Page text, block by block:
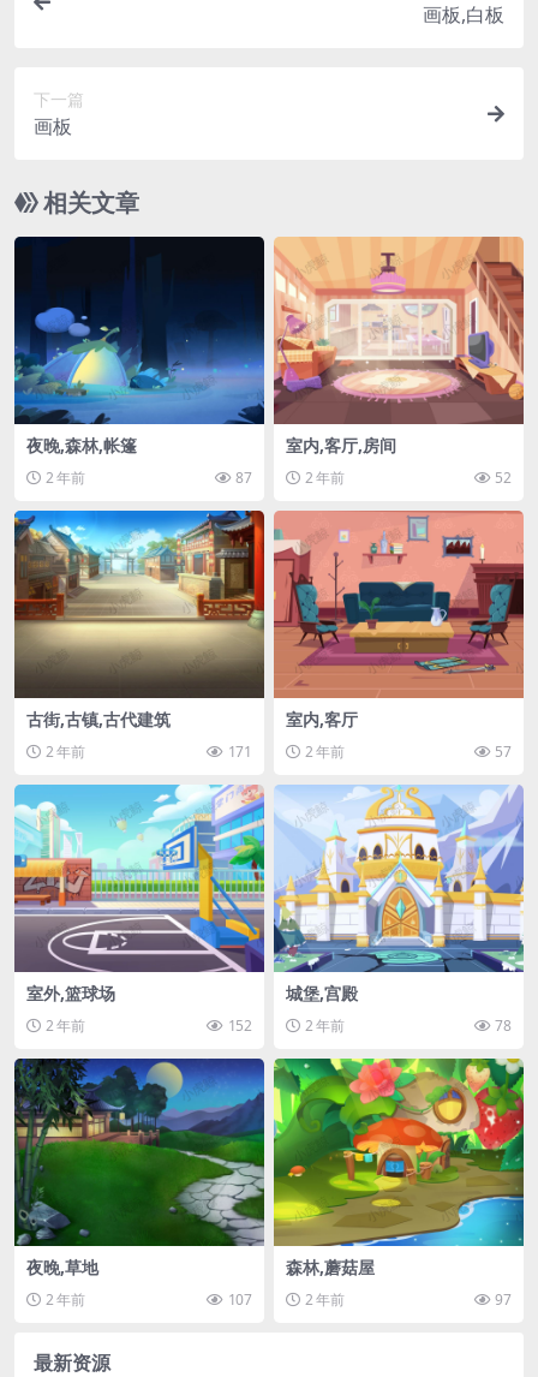
画板,白板
下一篇
画板
相关文章
夜晚,森林,帐篷
2 年前 87
室内,客厅,房间
2 年前 52
古街,古镇,古代建筑
2 年前 171
室内,客厅
2 年前 57
室外,篮球场
2 年前 152
城堡,宫殿
2 年前 78
夜晚,草地
2 年前 107
森林,蘑菇屋
2 年前 97
最新资源